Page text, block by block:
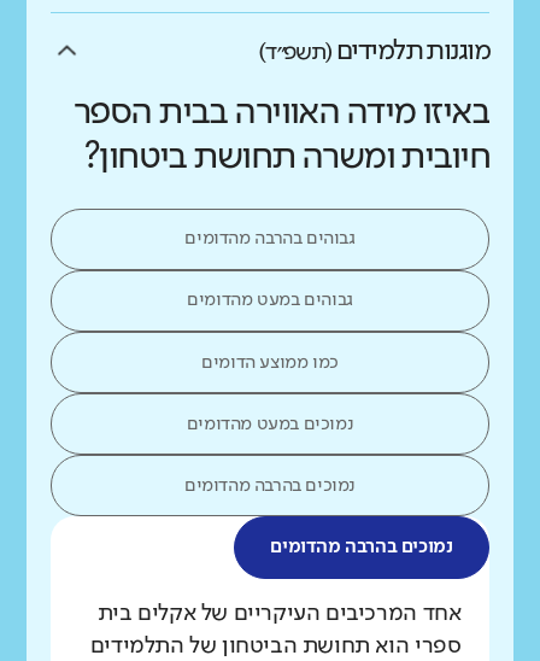
מוגנות תלמידים (תשפ״ד)
באיזו מידה האווירה בבית הספר
חיובית ומשרה תחושת ביטחון?
גבוהים בהרבה מהדומים
גבוהים במעט מהדומים
כמו ממוצע הדומים
נמוכים במעט מהדומים
נמוכים בהרבה מהדומים
נמוכים בהרבה מהדומים
מה בדקנו?
אחד המרכיבים העיקריים של אקלים בית
ספרי הוא תחושת הביטחון של התלמידים